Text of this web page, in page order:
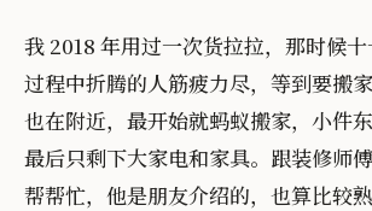
我 2018 年用过一次货拉拉，那时候
过程中折腾的人筋疲力尽，等到要搬
也在附近，最开始就蚂蚁搬家，小件
最后只剩下大家电和家具。跟装修师
帮帮忙，他是朋友介绍的，也算比较熟